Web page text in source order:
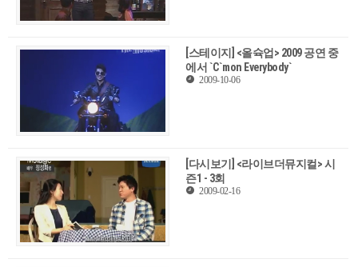
[스테이지] <올슉업> 2009 공연 중
에서 `C`mon Everybody`
2009-10-06
[다시보기] <라이브더뮤지컬> 시
즌1 - 3회
2009-02-16